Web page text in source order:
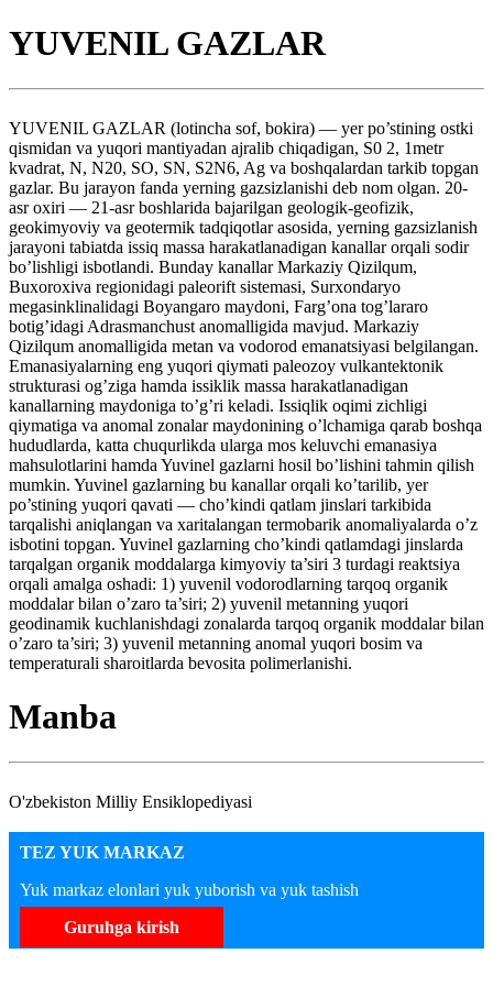
YUVENIL GAZLAR
YUVENIL GAZLAR (lotincha sof, bokira) — yer po’stining ostki
qismidan va yuqori mantiyadan ajralib chiqadigan, S0 2, 1metr
kvadrat, N, N20, SO, SN, S2N6, Ag va boshqalardan tarkib topgan
gazlar. Bu jarayon fanda yerning gazsizlanishi deb nom olgan. 20-
asr oxiri — 21-asr boshlarida bajarilgan geologik-geofizik,
geokimyoviy va geotermik tadqiqotlar asosida, yerning gazsizlanish
jarayoni tabiatda issiq massa harakatlanadigan kanallar orqali sodir
bo’lishligi isbotlandi. Bunday kanallar Markaziy Qizilqum,
Buxoroxiva regionidagi paleorift sistemasi, Surxondaryo
megasinklinalidagi Boyangaro maydoni, Farg’ona tog’lararo
botig’idagi Adrasmanchust anomalligida mavjud. Markaziy
Qizilqum anomalligida metan va vodorod emanatsiyasi belgilangan.
Emanasiyalarning eng yuqori qiymati paleozoy vulkantektonik
strukturasi og’ziga hamda issiklik massa harakatlanadigan
kanallarning maydoniga to’g’ri keladi. Issiqlik oqimi zichligi
qiymatiga va anomal zonalar maydonining o’lchamiga qarab boshqa
hududlarda, katta chuqurlikda ularga mos keluvchi emanasiya
mahsulotlarini hamda Yuvinel gazlarni hosil bo’lishini tahmin qilish
mumkin. Yuvinel gazlarning bu kanallar orqali ko’tarilib, yer
po’stining yuqori qavati — cho’kindi qatlam jinslari tarkibida
tarqalishi aniqlangan va xaritalangan termobarik anomaliyalarda o’z
isbotini topgan. Yuvinel gazlarning cho’kindi qatlamdagi jinslarda
tarqalgan organik moddalarga kimyoviy ta’siri 3 turdagi reaktsiya
orqali amalga oshadi: 1) yuvenil vodorodlarning tarqoq organik
moddalar bilan o’zaro ta’siri; 2) yuvenil metanning yuqori
geodinamik kuchlanishdagi zonalarda tarqoq organik moddalar bilan
o’zaro ta’siri; 3) yuvenil metanning anomal yuqori bosim va
temperaturali sharoitlarda bevosita polimerlanishi.
Manba
O'zbekiston Milliy Ensiklopediyasi
TEZ YUK MARKAZ
Yuk markaz elonlari yuk yuborish va yuk tashish
Guruhga kirish